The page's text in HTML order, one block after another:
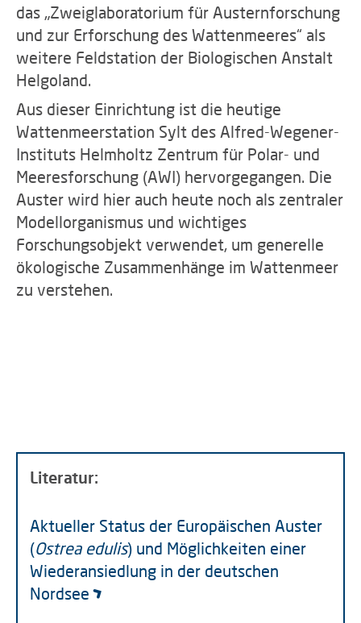
das „Zweiglaboratorium für Austernforschung
und zur Erforschung des Wattenmeeres“ als
weitere Feldstation der Biologischen Anstalt
Helgoland.
Aus dieser Einrichtung ist die heutige
Wattenmeerstation Sylt des Alfred-Wegener-
Instituts Helmholtz Zentrum für Polar- und
Meeresforschung (AWI) hervorgegangen. Die
Auster wird hier auch heute noch als zentraler
Modellorganismus und wichtiges
Forschungsobjekt verwendet, um generelle
ökologische Zusammenhänge im Wattenmeer
zu verstehen.
Literatur:
Aktueller Status der Europäischen Auster
(Ostrea edulis) und Möglichkeiten einer
Wiederansiedlung in der deutschen
Nordsee